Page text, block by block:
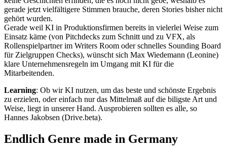
gerade jetzt vielfältigere Stimmen brauche, deren Stories bisher nicht
gehört wurden.
Gerade weil KI in Produktionsfirmen bereits in vielerlei Weise zum
Einsatz käme (von Pitchdecks zum Schnitt und zu VFX, als
Rollenspielpartner im Writers Room oder schnelles Sounding Board
für Zielgruppen Checks), wünscht sich Max Wiedemann (Leonine)
klare Unternehmensregeln im Umgang mit KI für die
Mitarbeitenden.
Learning: Ob wir KI nutzen, um das beste und schönste Ergebnis
zu erzielen, oder einfach nur das Mittelmaß auf die biligste Art und
Weise, liegt in unserer Hand. Ausprobieren sollten es alle, so
Hannes Jakobsen (Drive.beta).
Endlich Genre made in Germany